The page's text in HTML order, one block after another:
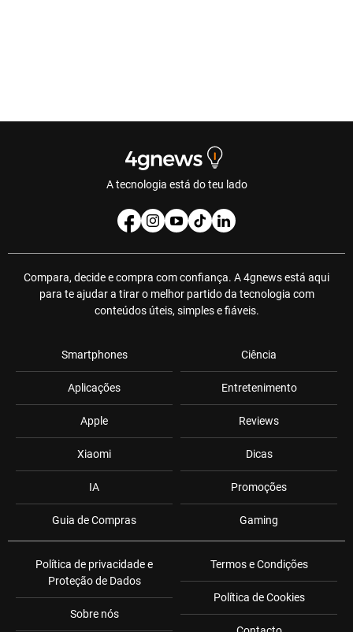
A tecnologia está do teu lado
Compara, decide e compra com confiança. A 4gnews está aqui
para te ajudar a tirar o melhor partido da tecnologia com
conteúdos úteis, simples e fiáveis.
Smartphones
Aplicações
Apple
Xiaomi
IA
Guia de Compras
Ciência
Entretenimento
Reviews
Dicas
Promoções
Gaming
Política de privacidade e
Proteção de Dados
Sobre nós
Termos e Condições
Política de Cookies